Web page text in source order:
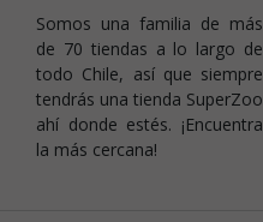
Somos una familia de más
de 70 tiendas a lo largo de
todo Chile, así que siempre
tendrás una tienda SuperZoo
ahí donde estés. ¡Encuentra
la más cercana!